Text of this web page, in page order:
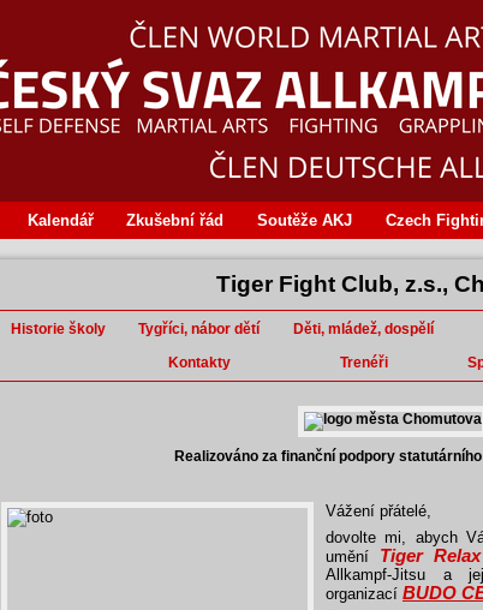
Kalendář Zkušební řád Soutěže AKJ Czech
Tiger Fight Club, z.s.,
Historie školy Tygříci, nábor dětí Děti, mládež, dospělí
Kontakty
Trenéři
Realizováno za finanční podpory
Vážení přátelé,
dovolte mi, abych
umění Tiger
Allkampf-Jitsu a
organizací BUDO